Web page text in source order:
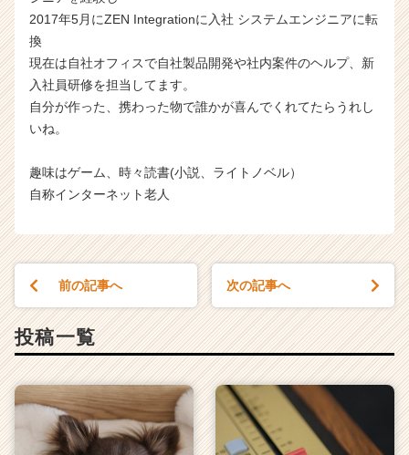
2017年5月にZEN Integrationに入社 システムエンジニアに転
換
現在は自社オフィスで自社製品開発や社内案件のヘルプ、新
入社員研修を担当してます。
自分が作った、携わった物で誰かが喜んでくれてたらうれし
いね。
趣味はゲーム、時々読書(小説、ライトノベル）
自称インターネット老人
前の記事へ 次の記事へ
投稿一覧